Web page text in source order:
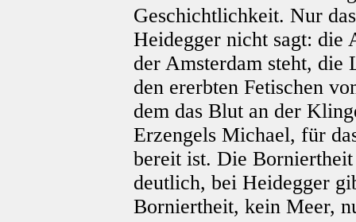
Geschichtlichkeit. Nur
Heidegger nicht sagt: die
der Amsterdam steht, die
den ererbten Fetischen
dem das Blut an der
Erzengels Michael, für
bereit ist. Die
deutlich, bei Heidegger
Borniertheit, kein Meer,